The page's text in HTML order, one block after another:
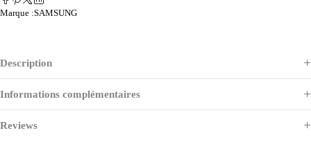
Marque :SAMSUNG
Description
Informations complémentaires
Reviews